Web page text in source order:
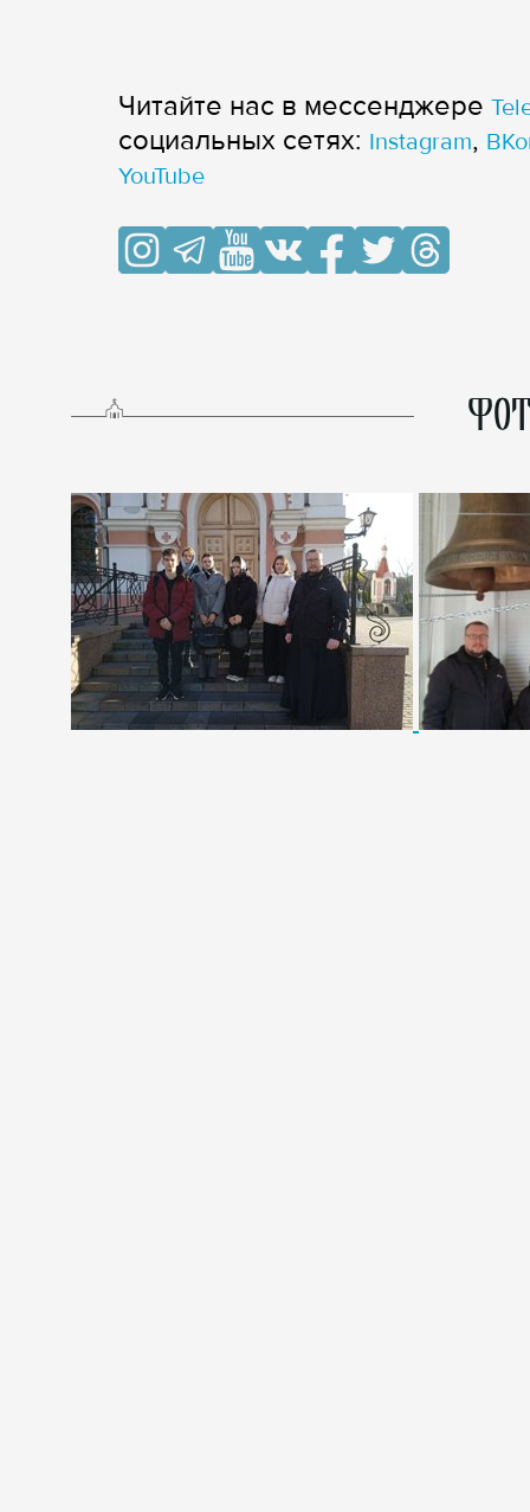
Читайте нас в мессенджере
cоциальных сетях: Instagram,
YouTube